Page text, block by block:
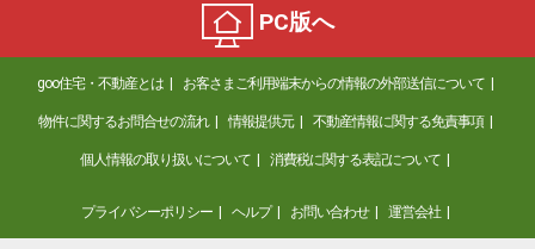
PC版へ
goo住宅・不動産とは お客さまご利用端末からの情報の外部送信について
物件に関するお問合せの流れ 情報提供元 不動産情報に関する免責事項
個人情報の取り扱いについて 消費税に関する表記について
プライバシーポリシー ヘルプ お問い合わせ 運営会社